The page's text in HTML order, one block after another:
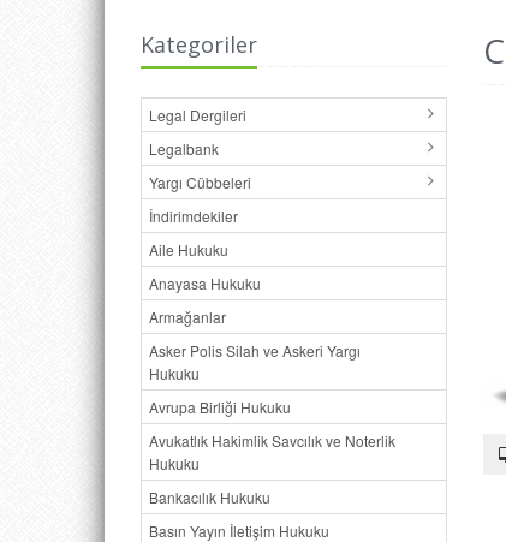
Kategoriler
Legal Dergileri
Legalbank
Yargı Cübbeleri
İndirimdekiler
Aile Hukuku
Anayasa Hukuku
Armağanlar
Asker Polis Silah ve Askeri Yargı
Hukuku
Avrupa Birliği Hukuku
Avukatlık Hakimlik Savcılık ve Noterlik
Hukuku
Bankacılık Hukuku
Basın Yayın İletişim Hukuku